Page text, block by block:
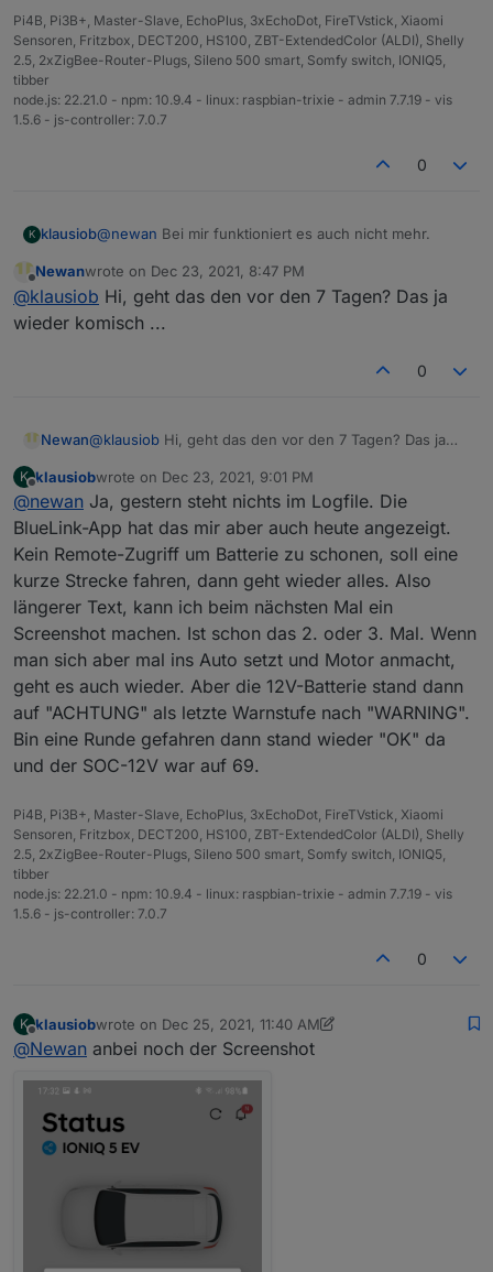
Pi4B, Pi3B+, Master-Slave, EchoPlus, 3xEchoDot, FireTVstick, Xiaomi
Sensoren, Fritzbox, DECT200, HS100, ZBT-ExtendedColor (ALDI), Shelly
2.5, 2xZigBee-Router-Plugs, Sileno 500 smart, Somfy switch, IONIQ5,
tibber
node.js: 22.21.0 - npm: 10.9.4 - linux: raspbian-trixie - admin 7.7.19 - vis
1.5.6 - js-controller: 7.0.7
0
K klausiob@newan Bei mir funktioniert es auch nicht mehr.
2021-12-23 14:35:49.505 - error: bluelink.0
2021-12-23 14:35:49.510 - error: bluelink.0
Ich habe einen IONIQ 5. Nach 7 Tagen schaltet er den
Offline
Newanwrote on Dec 23, 2021, 8:47 PM
last edited by
@klausiob Hi, geht das den vor den 7 Tagen? Das ja
wieder komisch ...
0
Newan@klausiob Hi, geht das den vor den 7 Tagen? Das ja
K klausiobwrote on Dec 23, 2021, 9:01 PM
last edited by
@newan Ja, gestern steht nichts im Logfile. Die
BlueLink-App hat das mir aber auch heute angezeigt.
Kein Remote-Zugriff um Batterie zu schonen, soll eine
kurze Strecke fahren, dann geht wieder alles. Also
längerer Text, kann ich beim nächsten Mal ein
Screenshot machen. Ist schon das 2. oder 3. Mal. Wenn
man sich aber mal ins Auto setzt und Motor anmacht,
geht es auch wieder. Aber die 12V-Batterie stand dann
auf "ACHTUNG" als letzte Warnstufe nach "WARNING".
Bin eine Runde gefahren dann stand wieder "OK" da
und der SOC-12V war auf 69.
Pi4B, Pi3B+, Master-Slave, EchoPlus, 3xEchoDot, FireTVstick, Xiaomi
Sensoren, Fritzbox, DECT200, HS100, ZBT-ExtendedColor (ALDI), Shelly
2.5, 2xZigBee-Router-Plugs, Sileno 500 smart, Somfy switch, IONIQ5,
tibber
node.js: 22.21.0 - npm: 10.9.4 - linux: raspbian-trixie - admin 7.7.19 - vis
1.5.6 - js-controller: 7.0.7
0
K
Offline
klausiobwrote on Dec 25, 2021, 11:40 AM
last edited by klausiobDec 25, 2021, 12:49 PM
@Newan anbei noch der Screenshot